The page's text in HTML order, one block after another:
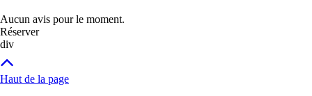
Aucun avis pour le moment.
Réserver
div
Haut de la page